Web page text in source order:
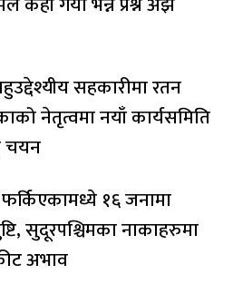
सहकारीमा रतन
नेतृत्वमा नयाँ कार्यसमिति
चयन
१६ जनामा
सुदूरपश्चिमका नाकाहरुमा
अभाव